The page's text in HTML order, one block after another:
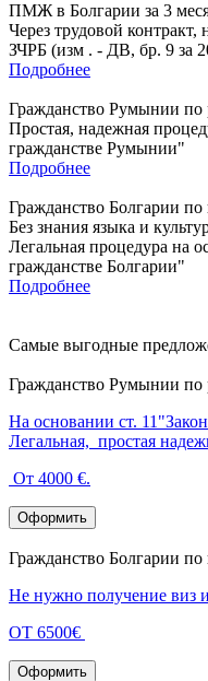
ПМЖ в Болгарии за 3
Через трудовой контракт,
ЗЧРБ (изм . - ДВ, бр. 9 за
Подробнее
Гражданство Румынии по
Простая, надежная
гражданстве Румынии"
Подробнее
Гражданство Болгарии
Без знания языка и
Легальная процедура на
гражданстве Болгарии"
Подробнее
Самые выгодные
Гражданство Румынии по
На основании ст.
Легальная, простая
От 4000 €.
Оформить
Гражданство Болгарии
Не нужно получение виз
ОТ 6500€
Оформить